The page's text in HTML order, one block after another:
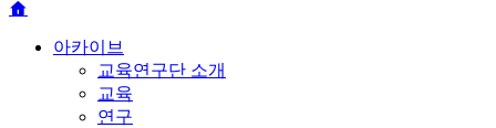
아카이브
교육연구단 소개
교육
연구